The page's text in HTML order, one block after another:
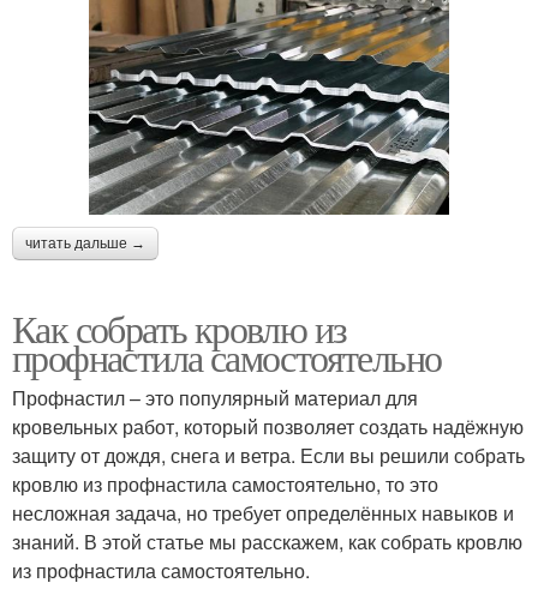
читать дальше →
Как собрать кровлю из
профнастила самостоятельно
Профнастил – это популярный материал для
кровельных работ, который позволяет создать надёжную
защиту от дождя, снега и ветра. Если вы решили собрать
кровлю из профнастила самостоятельно, то это
несложная задача, но требует определённых навыков и
знаний. В этой статье мы расскажем, как собрать кровлю
из профнастила самостоятельно.